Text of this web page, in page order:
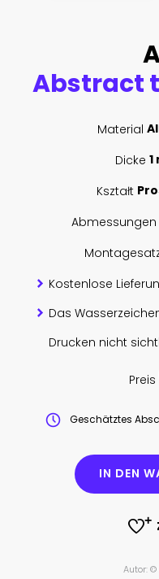
Material
Dicke 1
Kształt
Abmessungen
Kostenlose
Das
Drucken nicht
Preis
Geschätztes
IN DEN
Autor: